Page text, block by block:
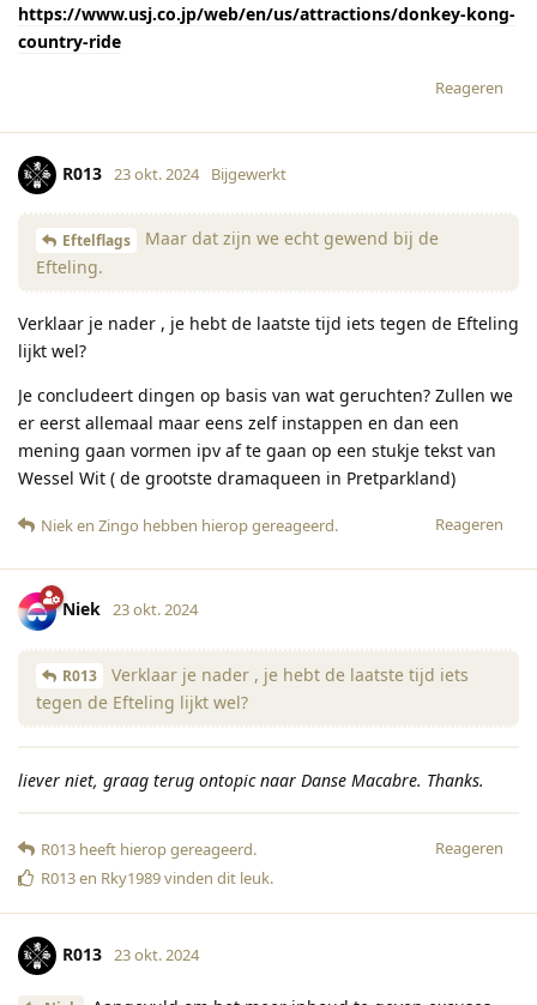
https://www.usj.co.jp/web/en/us/attractions/donkey-kong-
country-ride
Reageren
R013 23 okt. 2024 Bijgewerkt
Eftelflags
Maar dat zijn we echt gewend bij de
Efteling.
Verklaar je nader , je hebt de laatste tijd iets tegen de Efteling
lijkt wel?
Je concludeert dingen op basis van wat geruchten? Zullen we
er eerst allemaal maar eens zelf instappen en dan een
mening gaan vormen ipv af te gaan op een stukje tekst van
Wessel Wit ( de grootste dramaqueen in Pretparkland)
Reageren
Nieken Zingo hebben hierop gereageerd.
Niek 23 okt. 2024
R013
Verklaar je nader , je hebt de laatste tijd iets
tegen de Efteling lijkt wel?
liever niet, graag terug ontopic naar Danse Macabre. Thanks.
Reageren
R013 heeft hierop gereageerd.
R013en Rky1989vinden dit leuk.
R013 23 okt. 2024